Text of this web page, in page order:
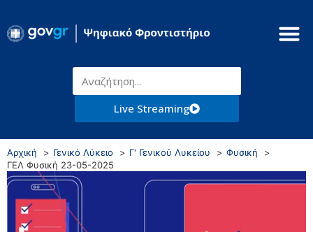
Live Streaming
Αρχική Γενικό Λύκειο Γ' Γενικού Λυκείου
Φυσική
ΓΕΛ Φυσική 23-05-2025